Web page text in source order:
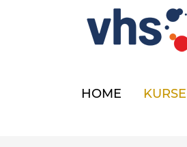
HOME KURSE